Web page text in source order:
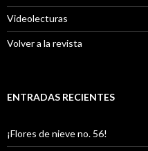
Videolecturas
Volver a la revista
ENTRADAS RECIENTES
¡Flores de nieve no. 56!